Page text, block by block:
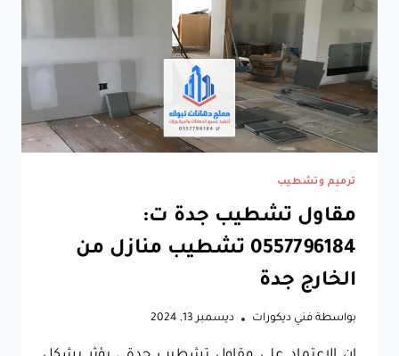
ترميم وتشطيب
مقاول تشطيب جدة ت:
0557796184 تشطيب منازل من
الخارج جدة
بواسطة فني ديكورات ديسمبر 13, 2024